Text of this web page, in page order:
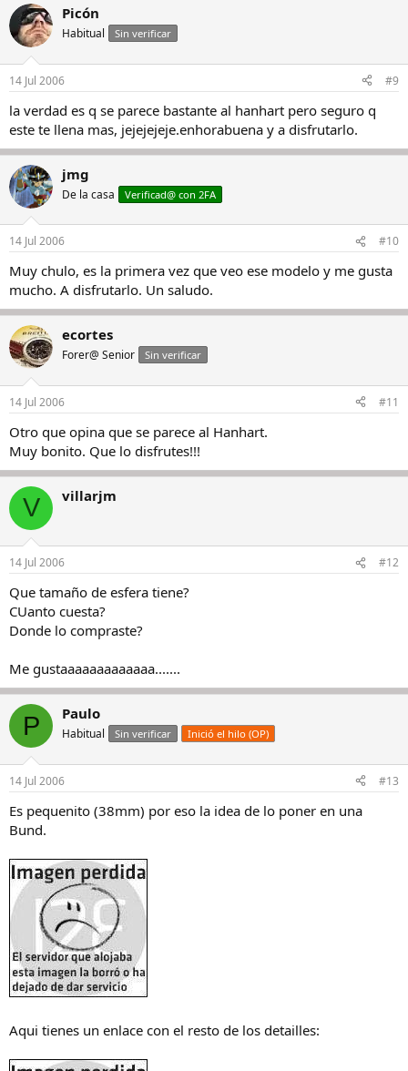
Picón
Habitual Sin verificar
14 Jul 2006 #9
la verdad es q se parece bastante al hanhart pero seguro q
este te llena mas, jejejejeje.enhorabuena y a disfrutarlo.
jmg
De la casa Verificad@ con 2FA
14 Jul 2006 #10
Muy chulo, es la primera vez que veo ese modelo y me gusta
mucho. A disfrutarlo. Un saludo.
ecortes
Forer@ Senior Sin verificar
14 Jul 2006 #11
Otro que opina que se parece al Hanhart.
Muy bonito. Que lo disfrutes!!!
V villarjm
14 Jul 2006 #12
Que tamaño de esfera tiene?
CUanto cuesta?
Donde lo compraste?
Me gustaaaaaaaaaaaaa.......
P Paulo
Habitual Sin verificar Inició el hilo (OP)
14 Jul 2006 #13
Es pequenito (38mm) por eso la idea de lo poner en una
Bund.
Aqui tienes un enlace con el resto de los detailles: